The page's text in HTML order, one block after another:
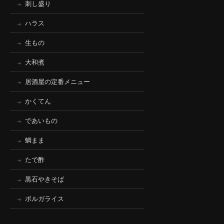
刺し盛り
ハラス
生もの
大和煮
居酒屋の定番メニュー
かくてん
であいもの
鯛まま
たで酢
黒石やきそば
ボルガライス